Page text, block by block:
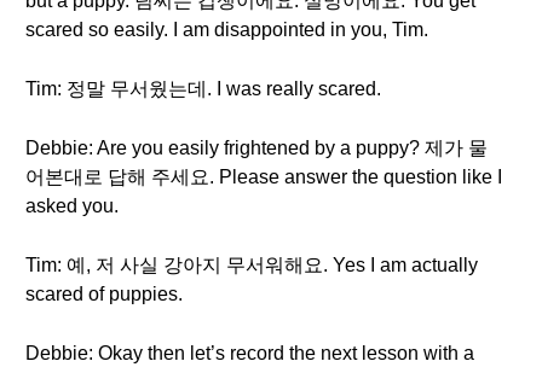
scared so easily. I am disappointed in you, Tim.
Tim: 정말 무서웠는데. I was really scared.
Debbie: Are you easily frightened by a puppy? 제가 물
어본대로 답해 주세요. Please answer the question like I
asked you.
Tim: 예, 저 사실 강아지 무서워해요. Yes I am actually
scared of puppies.
Debbie: Okay then let’s record the next lesson with a